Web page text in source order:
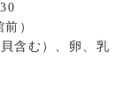
）
含む）、卵、乳